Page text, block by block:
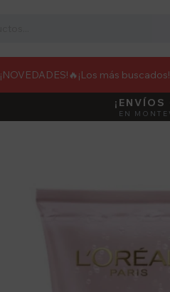
¡NOVEDADES! 🔥¡Los más
EN